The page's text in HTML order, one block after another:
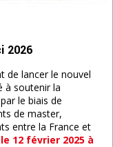
2026
de lancer le nouvel
à soutenir la
le biais de
de master,
entre la France et
12 février 2025 à